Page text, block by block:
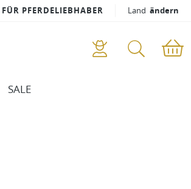
FÜR PFERDELIEBHABER Land ändern
SALE